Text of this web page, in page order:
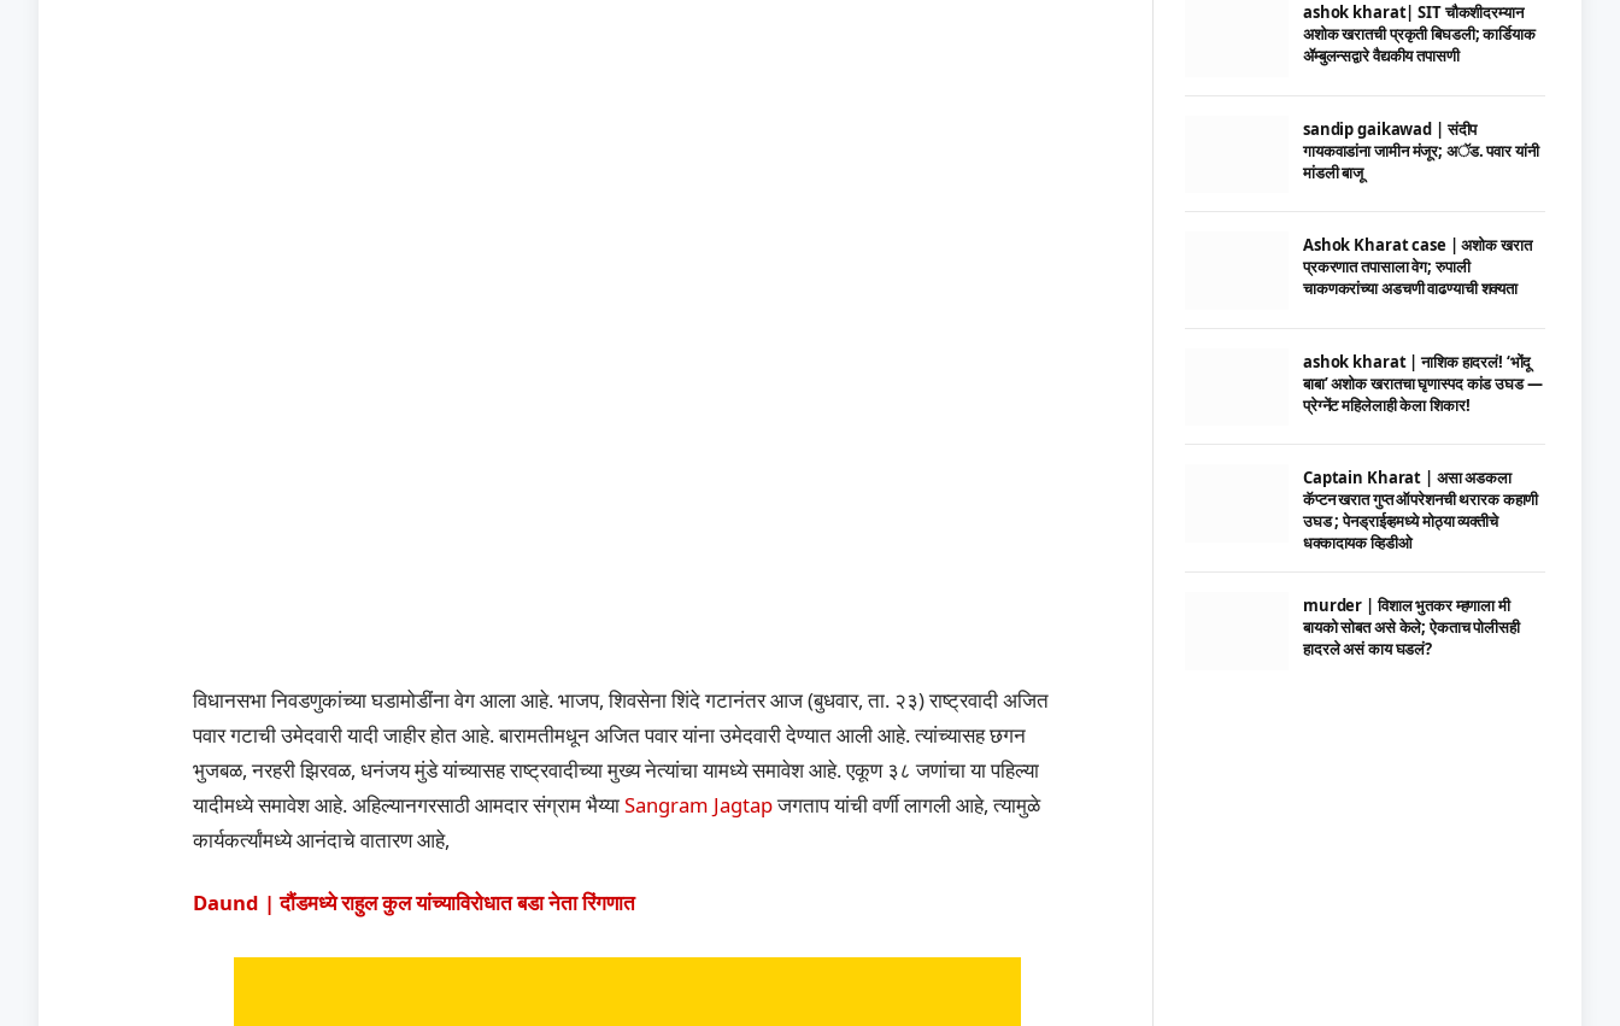
विधानसभा निवडणुकांच्या घडामोडींना वेग आला आहे. भाजप, शिवसेना शिंदे गटानंतर आज (बुधवार, ता. २३) राष्ट्रवादी अजित
पवार गटाची उमेदवारी यादी जाहीर होत आहे. बारामतीमधून अजित पवार यांना उमेदवारी देण्यात आली आहे. त्यांच्यासह छगन
भुजबळ, नरहरी झिरवळ, धनंजय मुंडे यांच्यासह राष्ट्रवादीच्या मुख्य नेत्यांचा यामध्ये समावेश आहे. एकूण ३८ जणांचा या पहिल्या
यादीमध्ये समावेश आहे. अहिल्यानगरसाठी आमदार संग्राम भैय्याSangram Jagtapजगताप यांची वर्णी लागली आहे, त्यामुळे
कार्यकर्त्यांमध्ये आनंदाचे वातारण आहे,
Daund | दौंडमध्ये राहुल कुल यांच्याविरोधात बडा नेता रिंगणात
ashok kharat| SIT चौकशीदरम्यान
अशोक खरातची प्रकृती बिघडली; कार्डियाक
ॲम्बुलन्सद्वारे वैद्यकीय तपासणी
sandip gaikawad | संदीप
गायकवाडांना जामीन मंजूर; अॅड. पवार यांनी
मांडली बाजू
Ashok Kharat case | अशोक खरात
प्रकरणात तपासाला वेग; रुपाली
चाकणकरांच्या अडचणी वाढण्याची शक्यता
ashok kharat | नाशिक हादरलं! ‘भोंदू
बाबा’ अशोक खरातचा घृणास्पद कांड उघड —
प्रेग्नेंट महिलेलाही केला शिकार!
Captain Kharat | असा अडकला
कॅप्टन खरात गुप्त ऑपरेशनची थरारक कहाणी
उघड ; पेनड्राईव्हमध्ये मोठ्या व्यक्तीचे
धक्कादायक व्हिडीओ
murder | विशाल भुतकर म्हणाला मी
बायको सोबत असे केले; ऐकताच पोलीसही
हादरले असं काय घडलं?